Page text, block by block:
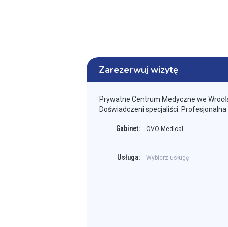
Zarezerwuj wizytę
Prywatne Centrum Medyczne we
Doświadczeni specjaliści.
Gabinet: OVO Medical
Usługa: Wybierz usługę